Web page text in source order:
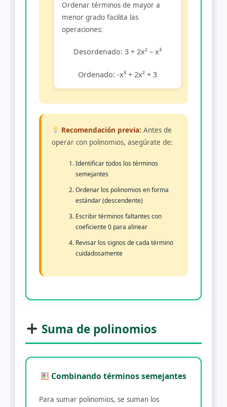
Ordenar términos de mayor a
menor grado facilita las
operaciones:
Desordenado: 3 + 2x² – x³
Ordenado: -x³ + 2x² + 3
Recomendación previa: Antes de
operar con polinomios, asegúrate de:
Identificar todos los términos
semejantes
Ordenar los polinomios en forma
estándar (descendente)
Escribir términos faltantes con
coeficiente 0 para alinear
Revisar los signos de cada término
cuidadosamente
Suma de polinomios
Combinando términos semejantes
Para sumar polinomios, se suman los